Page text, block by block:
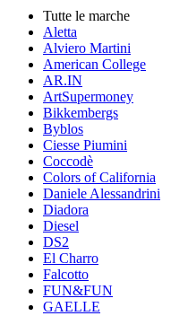
Tutte le marche
Aletta
Alviero Martini
American College
AR.IN
ArtSupermoney
Bikkembergs
Byblos
Ciesse Piumini
Coccodè
Colors of California
Daniele Alessandrini
Diadora
Diesel
DS2
El Charro
Falcotto
FUN&FUN
GAELLE